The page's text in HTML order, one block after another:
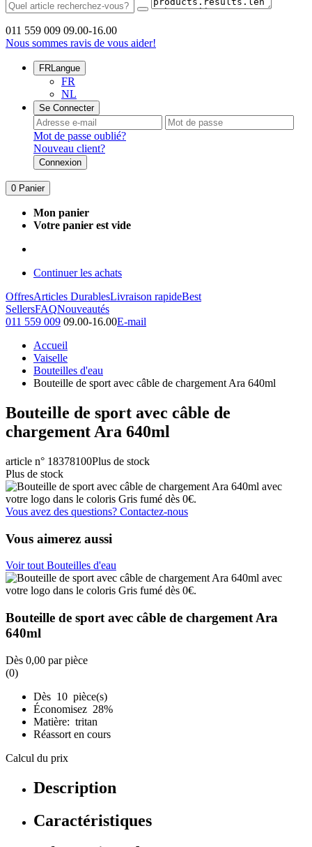
011 559 009 09.00-16.00
Nous sommes ravis de vous aider!
FRLangue
FR
NL
Se Connecter
Mot de passe oublié?
Nouveau client?
Connexion
0 Panier
Mon panier
Votre panier est vide
Continuer les achats
OffresArticles DurablesLivraison rapideBest
SellersFAQNouveautés
011 559 009 09.00-16.00E-mail
Accueil
Vaiselle
Bouteilles d'eau
Bouteille de sport avec câble de chargement Ara 640ml
Bouteille de sport avec câble de
chargement Ara 640ml
article n° 18378100Plus de stock
Plus de stock
Vous avez des questions? Contactez-nous
Vous aimerez aussi
Voir tout Bouteilles d'eau
Bouteille de sport avec câble de chargement Ara
640ml
Dès 0,00 par pièce
(0)
Dès 10 pièce(s)
Économisez 28%
Matière: tritan
Réassort en cours
Calcul du prix
Description
Caractéristiques